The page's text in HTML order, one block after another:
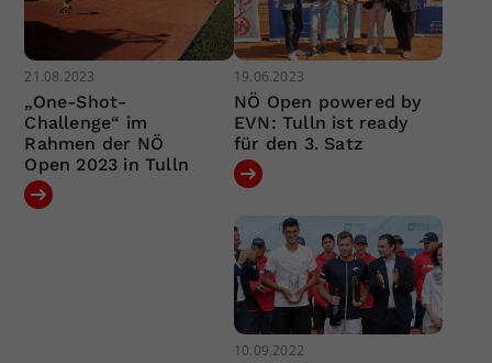
21.08.2023
„One-Shot-
Challenge“ im
Rahmen der NÖ
Open 2023 in Tulln
19.06.2023
NÖ Open powered by
EVN: Tulln ist ready
für den 3. Satz
10.09.2022